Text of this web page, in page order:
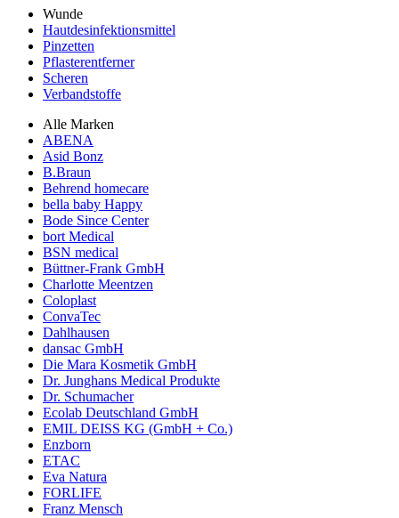
Wunde
Hautdesinfektionsmittel
Pinzetten
Pflasterentferner
Scheren
Verbandstoffe
Alle Marken
ABENA
Asid Bonz
B.Braun
Behrend homecare
bella baby Happy
Bode Since Center
bort Medical
BSN medical
Büttner-Frank GmbH
Charlotte Meentzen
Coloplast
ConvaTec
Dahlhausen
dansac GmbH
Die Mara Kosmetik GmbH
Dr. Junghans Medical Produkte
Dr. Schumacher
Ecolab Deutschland GmbH
EMIL DEISS KG (GmbH + Co.)
Enzborn
ETAC
Eva Natura
FORLIFE
Franz Mensch